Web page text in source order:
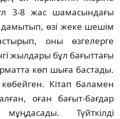
3-8 жас шамасындағы
өзі жеке шешім
оны өзгелерге
жылдары бұл бағыттағы
көп шыға бастады.
көбейген. Кітап баламен
оған бағыт-бағдар
Түйткілді